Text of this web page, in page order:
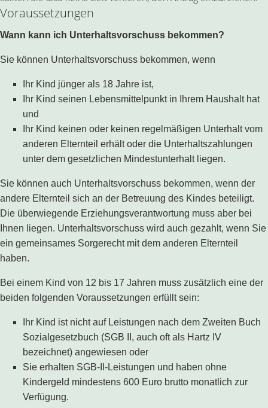
Voraussetzungen
Wann kann ich Unterhaltsvorschuss bekommen?
Sie können Unterhaltsvorschuss bekommen, wenn
Ihr Kind jünger als 18 Jahre ist,
Ihr Kind seinen Lebensmittelpunkt in Ihrem Haushalt hat
und
Ihr Kind keinen oder keinen regelmäßigen Unterhalt vom
anderen Elternteil erhält oder die Unterhaltszahlungen
unter dem gesetzlichen Mindestunterhalt liegen.
Sie können auch Unterhaltsvorschuss bekommen, wenn der
andere Elternteil sich an der Betreuung des Kindes beteiligt.
Die überwiegende Erziehungsverantwortung muss aber bei
Ihnen liegen. Unterhaltsvorschuss wird auch gezahlt, wenn Sie
ein gemeinsames Sorgerecht mit dem anderen Elternteil
haben.
Bei einem Kind von 12 bis 17 Jahren muss zusätzlich eine der
beiden folgenden Voraussetzungen erfüllt sein:
Ihr Kind ist nicht auf Leistungen nach dem Zweiten Buch
Sozialgesetzbuch (SGB II, auch oft als Hartz IV
bezeichnet) angewiesen oder
Sie erhalten SGB-II-Leistungen und haben ohne
Kindergeld mindestens 600 Euro brutto monatlich zur
Verfügung.